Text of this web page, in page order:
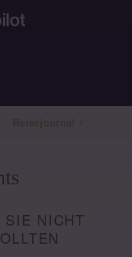
Reisejournal
NICHT